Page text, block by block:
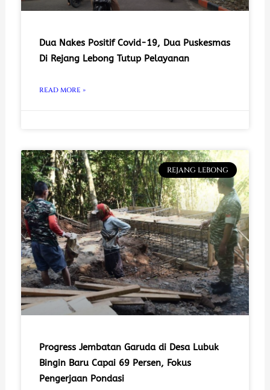
Dua Nakes Positif Covid-19, Dua Puskesmas
Di Rejang Lebong Tutup Pelayanan
READ MORE »
REJANG LEBONG
Progress Jembatan Garuda di Desa Lubuk
Bingin Baru Capai 69 Persen, Fokus
Pengerjaan Pondasi